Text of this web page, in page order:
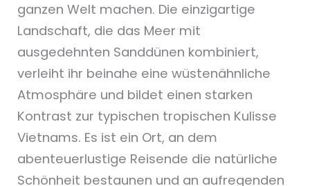
ganzen Welt machen. Die einzigartige
Landschaft, die das Meer mit
ausgedehnten Sanddünen kombiniert,
verleiht ihr beinahe eine wüstenähnliche
Atmosphäre und bildet einen starken
Kontrast zur typischen tropischen Kulisse
Vietnams. Es ist ein Ort, an dem
abenteuerlustige Reisende die natürliche
Schönheit bestaunen und an aufregenden